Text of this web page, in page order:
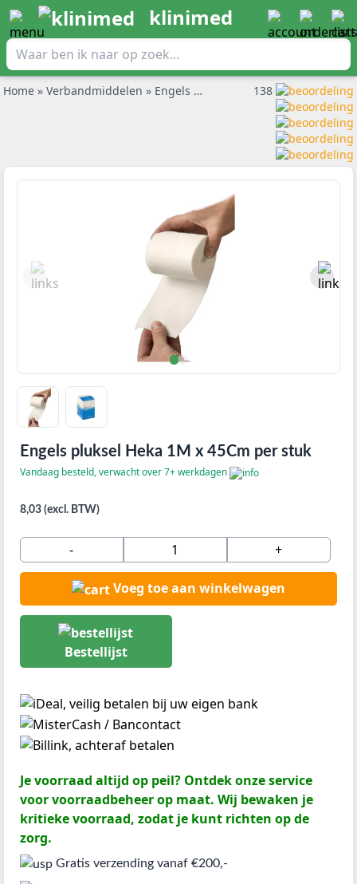
klinimed
Home » Verbandmiddelen » Engels pluksel Engels pluksel
138
Engels pluksel Heka 1M x 45Cm per stuk
Vandaag besteld, verwacht over 7+ werkdagen
8,03 (excl. BTW)
- +
Voeg toe aan winkelwagen
Bestellijst
Je voorraad altijd op peil? Ontdek onze service
voor voorraadbeheer op maat. Wij bewaken je
kritieke voorraad, zodat je kunt richten op de
zorg.
Gratis verzending vanaf €200,-